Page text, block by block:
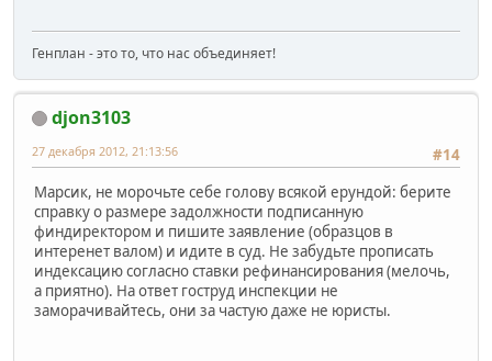
Генплан - это то, что нас объединяет!
djon3103
#14
27 декабря 2012, 21:13:56
Марсик, не морочьте себе голову всякой ерундой: берите
справку о размере задолжности подписанную
финдиректором и пишите заявление (образцов в
интеренет валом) и идите в суд. Не забудьте прописать
индексацию согласно ставки рефинансирования (мелочь,
а приятно). На ответ гоструд инспекции не
заморачивайтесь, они за частую даже не юристы.